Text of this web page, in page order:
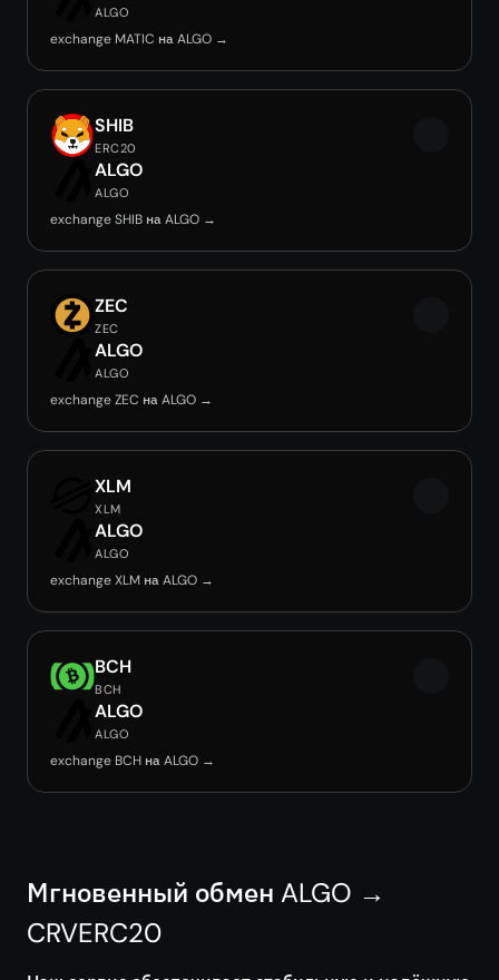
ALGO
exchange MATIC на ALGO →
SHIB
ERC20
ALGO
ALGO
exchange SHIB на ALGO →
ZEC
ZEC
ALGO
ALGO
exchange ZEC на ALGO →
XLM
XLM
ALGO
ALGO
exchange XLM на ALGO →
BCH
BCH
ALGO
ALGO
exchange BCH на ALGO →
Мгновенный обмен ALGO →
CRVERC20